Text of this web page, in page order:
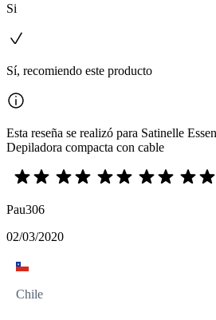
Si
Sí, recomiendo este producto
Esta reseña se realizó para Satinelle
Depiladora compacta con cable
Pau306
02/03/2020
Chile